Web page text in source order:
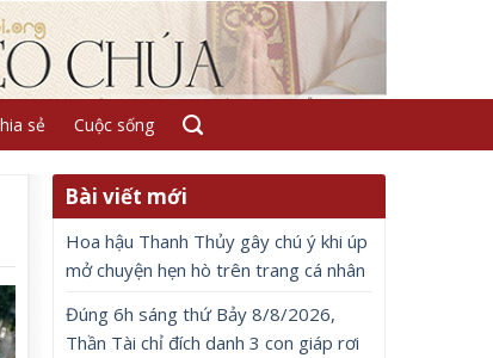
sẻ Cuộc sống
Bài viết mới
Hoa hậu Thanh Thủy gây chú ý khi úp
mở chuyện hẹn hò trên trang cá nhân
Đúng 6h sáng thứ Bảy 8/8/2026,
Thần Tài chỉ đích danh 3 con giáp rơi